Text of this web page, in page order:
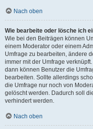
Nach oben
Wie bearbeite oder lösche ich
Wie bei den Beiträgen können
einem Moderator oder einem
Umfrage zu bearbeiten, ändere
immer mit der Umfrage
dann können Benutzer die
bearbeiten. Sollte allerdings
die Umfrage nur noch von
gelöscht werden. Dadurch soll
verhindert werden.
Nach oben